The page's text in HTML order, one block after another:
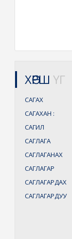
ХӨРШ ҮГ
САГАХ
САГАХАН :
САГИЛ
САГЛАГА
САГЛАГАНАХ
САГЛАГАР
САГЛАГАРДАХ
САГЛАГАРДУУ